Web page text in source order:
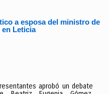
a esposa del ministro de
Leticia
aprobó un debate